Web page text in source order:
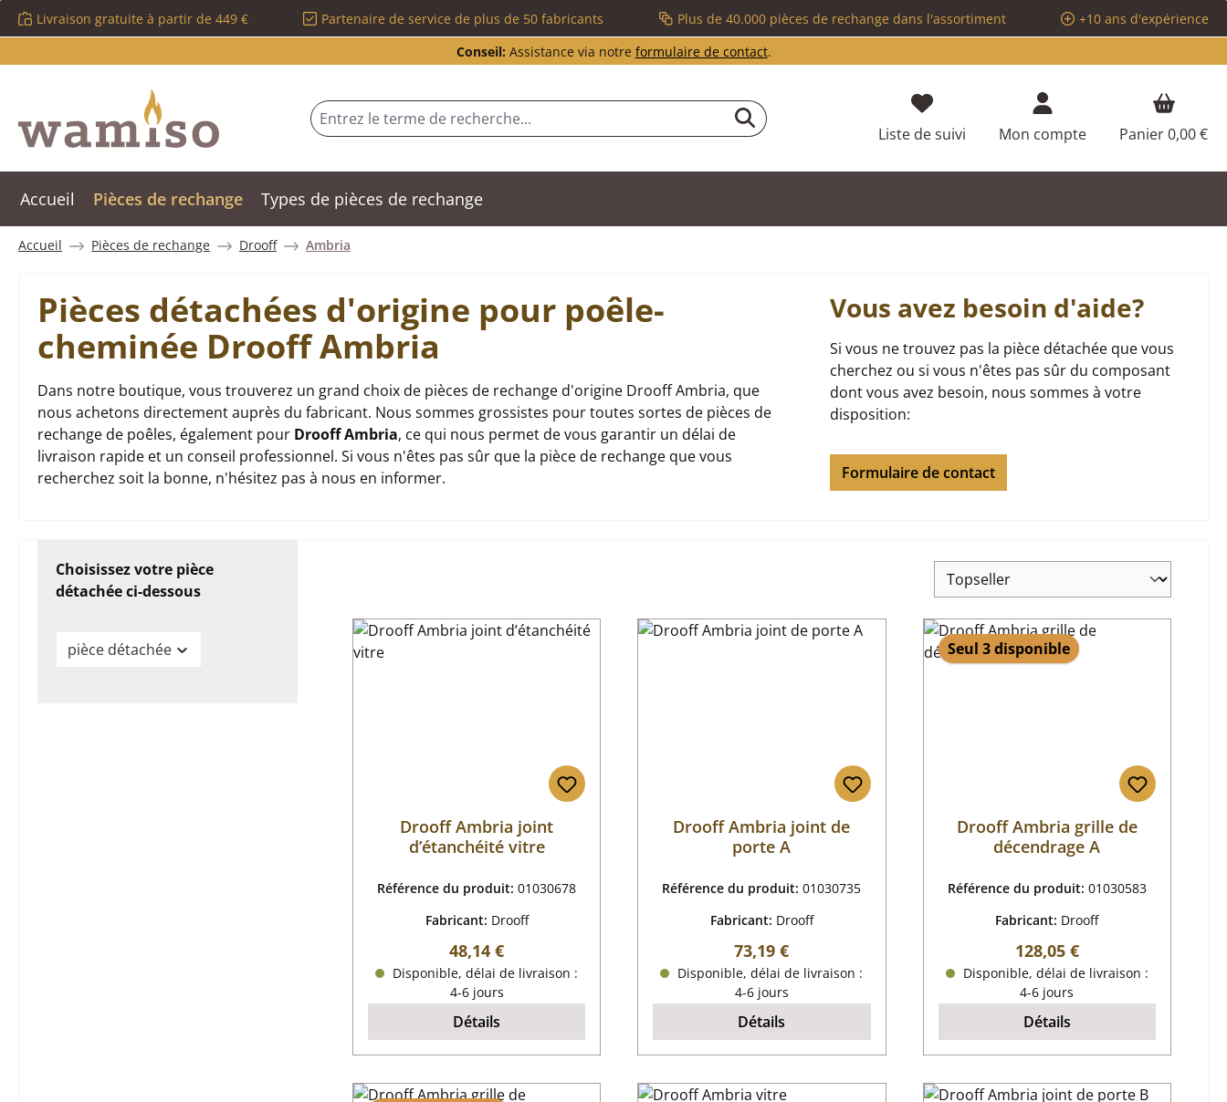
au contenu principal
Passer à la recherche
Passer à la navigation principale
Livraison gratuite à partir de 449 € Partenaire de service de plus de 50 fabricants Plus de 40.000 pièces de rechange dans l'assortiment
+10 ans d'expérience
Conseil: Assistance via notre formulaire de contact.
Liste de suivi Vous avez 0 articles dans votre liste
Mon compte Panier0,00 €
Accueil Pièces de rechange Types de pièces de rechange
Accueil Pièces de rechange Drooff Ambria
Pièces détachées d'origine pour poêle-
cheminée Drooff Ambria
Dans notre boutique, vous trouverez un grand choix de pièces de rechange d'origine Drooff Ambria, que
nous achetons directement auprès du fabricant. Nous sommes grossistes pour toutes sortes de pièces de
rechange de poêles, également pour Drooff Ambria, ce qui nous permet de vous garantir un délai de
livraison rapide et un conseil professionnel. Si vous n'êtes pas sûr que la pièce de rechange que vous
recherchez soit la bonne, n'hésitez pas à nous en informer.
Vous avez besoin d'aide?
Si vous ne trouvez pas la pièce détachée que vous
cherchez ou si vous n'êtes pas sûr du composant
dont vous avez besoin, nous sommes à votre
disposition:
Formulaire de contact
Choisissez votre pièce
détachée ci-dessous
pièce détachée
Drooff Ambria joint
d’étanchéité vitre
Référence du produit:01030678
Fabricant: Drooff
Prix régulier :
48,14 €
Disponible, délai de livraison :
4-6 jours
Détails
Drooff Ambria joint de
porte A
Référence du produit:01030735
Fabricant: Drooff
Prix régulier :
73,19 €
Disponible, délai de livraison :
4-6 jours
Détails
Seul 3 disponible
Drooff Ambria grille de
décendrage A
Référence du produit: 01030583
Fabricant: Drooff
Prix régulier :
128,05 €
Disponible, délai de livraison :
4-6 jours
Détails